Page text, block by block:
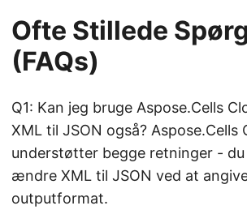
Ofte Stillede
(FAQs)
Q1: Kan jeg bruge Aspose.Cells
XML til JSON også? Aspose.Cells
understøtter begge retninger -
ændre XML til JSON ved at
outputformat.